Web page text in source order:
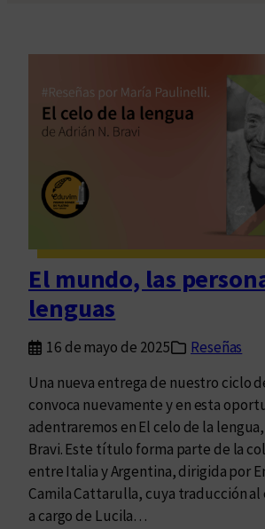
El mundo, las
lenguas
16 de mayo de 2025
Reseñas
Una nueva entrega de nuestro ciclo
convoca nuevamente y en esta
adentraremos en El celo de la
Bravi. Este título forma parte de la
entre Italia y Argentina, dirigida por
Camila Cattarulla, cuya traducción
a cargo de Lucila…